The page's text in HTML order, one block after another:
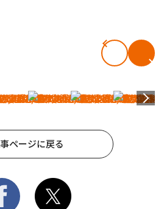
ページに戻る